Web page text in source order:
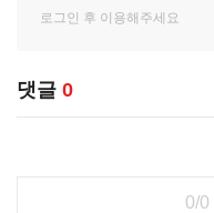
댓글 0
0/0